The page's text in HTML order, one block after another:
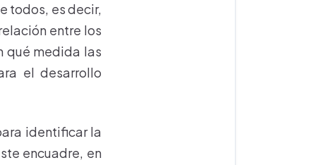
todos, es decir,
entre los
qué medida las
el desarrollo
identificar la
encuadre, en